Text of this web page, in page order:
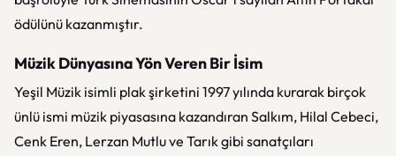
ödülünü kazanmıştır.
Müzik Dünyasına Yön Veren Bir İsim
Yeşil Müzik isimli plak şirketini 1997 yılında kurarak birçok
ünlü ismi müzik piyasasına kazandıran Salkım, Hilal Cebeci,
Cenk Eren, Lerzan Mutlu ve Tarık gibi sanatçıları